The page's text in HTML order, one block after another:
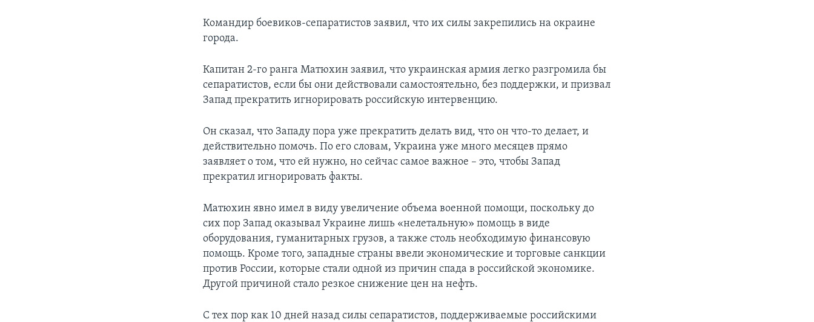
Командир боевиков-сепаратистов заявил, что их силы закрепились на окраине
города.
Капитан 2-го ранга Матюхин заявил, что украинская армия легко разгромила бы
сепаратистов, если бы они действовали самостоятельно, без поддержки, и призвал
Запад прекратить игнорировать российскую интервенцию.
Он сказал, что Западу пора уже прекратить делать вид, что он что-то делает, и
действительно помочь. По его словам, Украина уже много месяцев прямо
заявляет о том, что ей нужно, но сейчас самое важное – это, чтобы Запад
прекратил игнорировать факты.
Матюхин явно имел в виду увеличение объема военной помощи, поскольку до
сих пор Запад оказывал Украине лишь «нелетальную» помощь в виде
оборудования, гуманитарных грузов, а также столь необходимую финансовую
помощь. Кроме того, западные страны ввели экономические и торговые санкции
против России, которые стали одной из причин спада в российской экономике.
Другой причиной стало резкое снижение цен на нефть.
С тех пор как 10 дней назад силы сепаратистов, поддерживаемые российскими